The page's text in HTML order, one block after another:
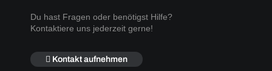
Du hast Fragen oder benötigst Hilfe?
Kontaktiere uns jederzeit gerne!
Kontakt aufnehmen